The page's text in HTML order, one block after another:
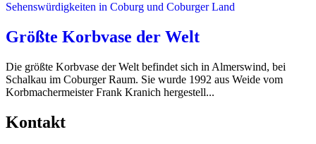
Sehenswürdigkeiten in Coburg und Coburger Land
Größte Korbvase der Welt
Die größte Korbvase der Welt befindet sich in Almerswind, bei
Schalkau im Coburger Raum. Sie wurde 1992 aus Weide vom
Korbmachermeister Frank Kranich hergestell...
Kontakt